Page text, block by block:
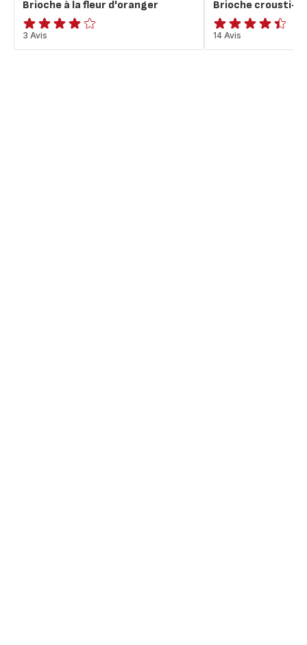
Brioche à la fleur d'oranger
Avis
4
3 Avis
Brioche crousti-
ratings.4.4
14 Avis